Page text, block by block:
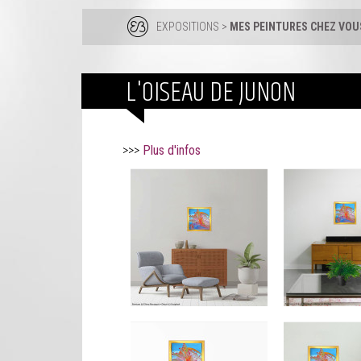
EXPOSITIONS > MES PEINTURES CHEZ
L'OISEAU DE JUNON
>>> Plus d'infos